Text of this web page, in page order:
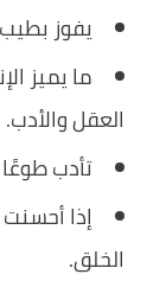
يفوز
ما يميز
العقل والأدب.
تأدب
إذا
الخلق.